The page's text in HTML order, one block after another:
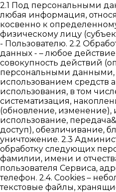
2.1 Под персональными
любая информация,
косвенно к
физическому лицу
- Пользователю. 2.2
данных - – любое
совокупность действий
персональными данными,
использованием средств
использования, в том
систематизация,
(обновление, изменение),
использование,
доступ), обезличивание,
уничтожение. 2.3
обработку следующих
фамилии, имени и
пользователя Сервиса,
телефон. 2.4. Cookies –
текстовые файлы,